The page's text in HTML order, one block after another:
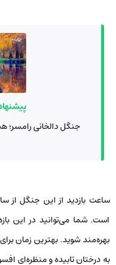
جنگل دالخانی رامسر؛
است. شما می‌توانید در این
بهره‌مند شوید. بهترین زمان
به درختان تابیده و منظره‌ای